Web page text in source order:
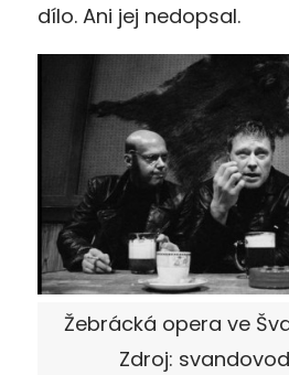
dílo. Ani jej nedopsal.
Žebrácká opera ve
Zdroj: